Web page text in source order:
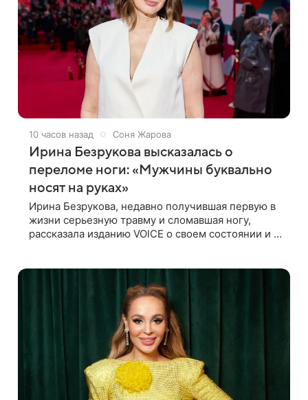
10 часов назад Соня Жарова
Ирина Безрукова высказалась о
переломе ноги: «Мужчины буквально
носят на руках»
Ирина Безрукова, недавно получившая первую в
жизни серьезную травму и сломавшая ногу,
рассказала изданию VOICE о своем состоянии и о